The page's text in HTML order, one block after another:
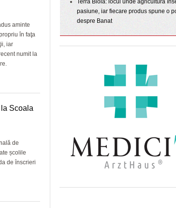
aminte
în faţa
iar
numit la
Scoala
de
școlile
de înscrieri
Terra Biola: locul unde agricultura
pasiune, iar fiecare produs spune o
despre Banat